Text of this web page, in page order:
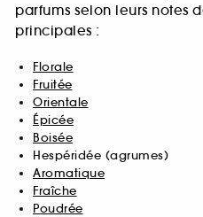
parfums selon leurs notes
principales :
Florale
Fruitée
Orientale
Épicée
Boisée
Hespéridée (agrumes)
Aromatique
Fraîche
Poudrée